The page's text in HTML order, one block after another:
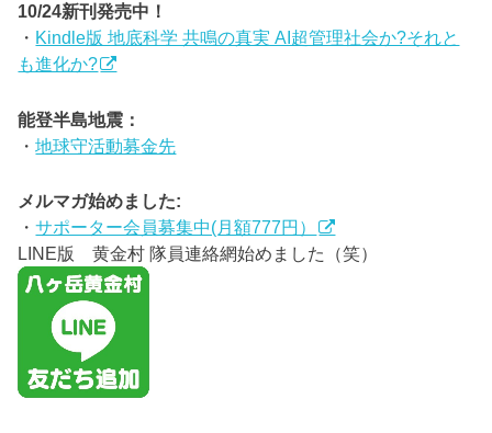
10/24新刊発売中！
・ Kindle版 地底科学 共鳴の真実 AI超管理社会か?それと
も進化か?
能登半島地震：
・地球守活動募金先
メルマガ始めました:
・サポーター会員募集中(月額777円）
LINE版 黄金村 隊員連絡網始めました（笑）